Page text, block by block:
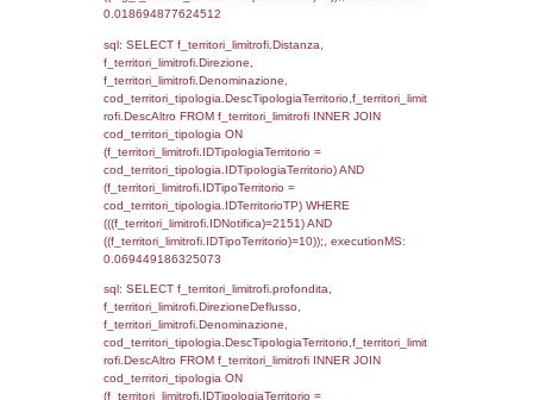
((f_territori_limitrofi.IDTipoTerritorio)=3)),
0.069950103759766
sql: SELECT f_territori_limitrofi.Distanza,
f_territori_limitrofi.Direzione,
f_territori_limitrofi.Denominazione,
rofi.DescAltro FROM f_territori_limitrofi
cod_territori_tipologia ON
(f_territori_limitrofi.IDTipologiaTerritorio =
(f_territori_limitrofi.IDTipoTerritorio =
cod_territori_tipologia.IDTerritorioTP)
(((f_territori_limitrofi.IDNotifica)=2151) AND
((f_territori_limitrofi.IDTipoTerritorio)=4)),